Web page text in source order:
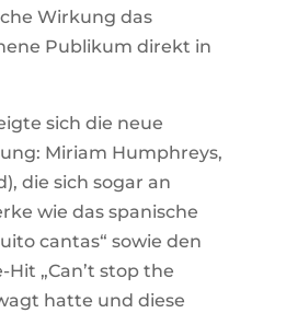
Wirkung das
Publikum direkt in
sich die neue
Miriam Humphreys,
die sich sogar an
wie das spanische
cantas“ sowie den
„Can’t stop the
hatte und diese